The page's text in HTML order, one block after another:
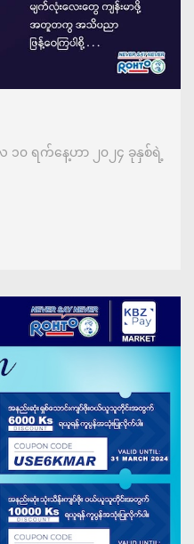
ရက်နေ့ဟာ ၂၀၂၄ ခုနှစ်ရဲ့